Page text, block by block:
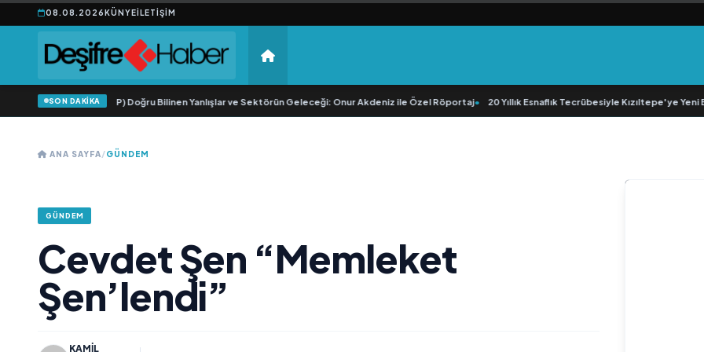
08.08.2026KÜNYEİLETIŞIM
SON DAKİKA
Simülasyonunda (SMP) Doğru Bilinen Yanlışlar ve Sektörün Geleceği: Onur Akdeniz ile Özel Röportaj• 20 Yıllık Esnaflık Tecrübesiyle Kızıltepe'ye Yeni Bir
ANA SAYFA/GÜNDEM
GÜNDEM
Cevdet Şen “Memleket
Şen’lendi”
KAMIL